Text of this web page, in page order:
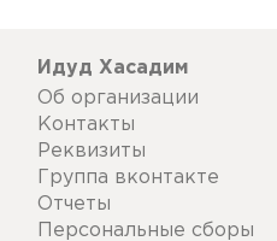
Идуд Хасадим
Об организации
Контакты
Реквизиты
Группа вконтакте
Отчеты
Персональные сборы